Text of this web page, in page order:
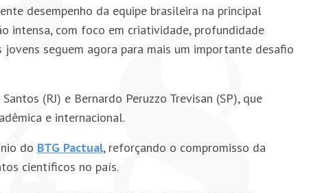
desempenho da equipe brasileira na principal
intensa, com foco em criatividade, profundidade
seguem agora para mais um importante desafio
(RJ) e Bernardo Peruzzo Trevisan (SP), que
e internacional.
do BTG Pactual, reforçando o compromisso da
científicos no país.